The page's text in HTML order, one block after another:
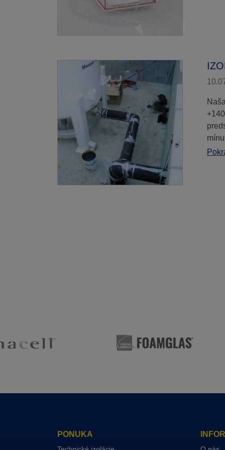
PONUKA